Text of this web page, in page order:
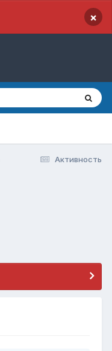
×
Активность